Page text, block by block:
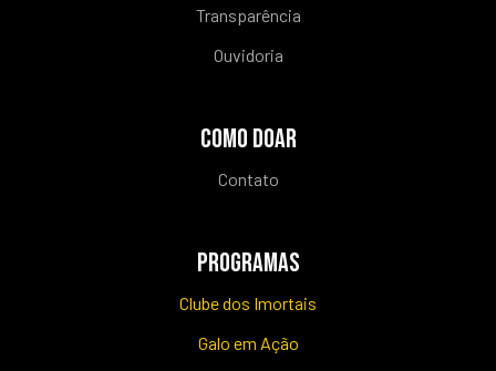
Transparência
Ouvidoria
COMO DOAR
Contato
PROGRAMAS
Clube dos Imortais
Galo em Ação